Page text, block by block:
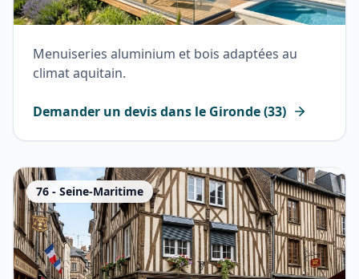
Menuiseries aluminium et bois adaptées au
climat aquitain.
Demander un devis dans le Gironde(33)
76 - Seine-Maritime